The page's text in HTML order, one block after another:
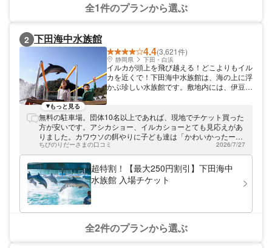
全1件のプランから選ぶ
2 下田海中水族館
4.4(3,621件)
静岡県 下田・白浜
イルカが頭上を飛び越える！どこよりもイル
カを近くで！下田海中水族館は、海の上に浮
かぶ珍しい水族館です。敷地内には、伊豆の
アドームペリー号」、自然の風景が作り出す
入り江でショーが行われる「海上ステー
ジ」、プールの全面がガラス張りで水量500
トンを誇る「マリンスタジアム」、伊豆の海
に生息する多種多様な生物250種類1500点
の生物たちが展示されている「海の生物館シ
ーパレス」、ペンギンを360度全方位から見
ることのできる「ペンギンプール」、のんび
れる「クラリウム」などがあります。また、
イルカと遊ぶことも可能。直接エサをあげた
り握手やジャンプなどの合図を出したりする
もっと見る
無料の駐車場。団体10名以上であれば、現地でチケット買った
方が安いです。アシカショー、イルカショーとても見応えがあ
りました。カワウソの餌やりに子ども達は「かわいかったー」
と癒されていました。駐車場では少し海で遊べます。1日遊べ
ます。
ちびのりだーさまの口コミ 2026/7/27
超特割！【最大250円割引】下田海中
水族館 入場チケット
全2件のプランから選ぶ